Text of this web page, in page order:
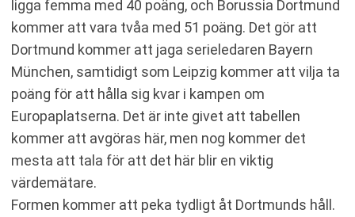
ligga femma med 40 poäng, och Borussia Dortmund
kommer att vara tvåa med 51 poäng. Det gör att
Dortmund kommer att jaga serieledaren Bayern
München, samtidigt som Leipzig kommer att vilja ta
poäng för att hålla sig kvar i kampen om
Europaplatserna. Det är inte givet att tabellen
kommer att avgöras här, men nog kommer det
mesta att tala för att det här blir en viktig
värdemätare.
Formen kommer att peka tydligt åt Dortmunds håll.